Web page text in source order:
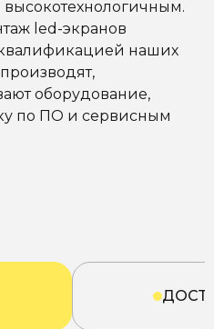
led-экранов
квалификацией наших
оборудование,
по ПО и сервисным